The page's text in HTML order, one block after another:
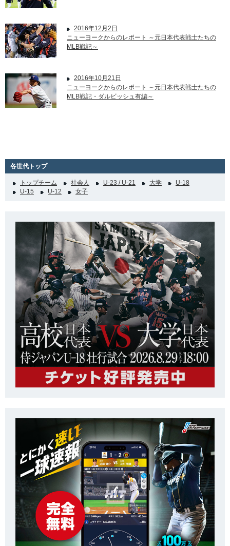
2016年12月2日
ニューヨークからのレポート ～元日本代表戦士たちの
MLB戦記～
2016年10月21日
ニューヨークからのレポート ～元日本代表戦士たちの
MLB戦記・ダルビッシュ有編～
各世代トップ
トップチーム 社会人 U-23 / U-21 大学
U-18
U-15
U-12 女子